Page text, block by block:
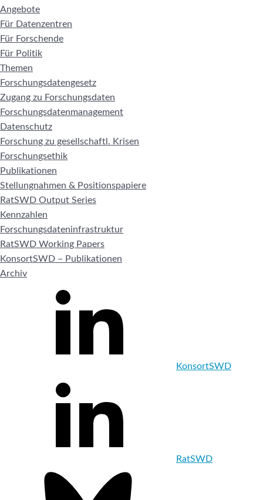
Angebote
Für Datenzentren
Für Forschende
Für Politik
Themen
Forschungsdatengesetz
Zugang zu Forschungsdaten
Forschungsdatenmanagement
Datenschutz
Forschung zu gesellschaftl. Krisen
Forschungsethik
Publikationen
Stellungnahmen & Positionspapiere
RatSWD Output Series
Kennzahlen
Forschungsdateninfrastruktur
RatSWD Working Papers
KonsortSWD – Publikationen
Archiv
KonsortSWD
RatSWD